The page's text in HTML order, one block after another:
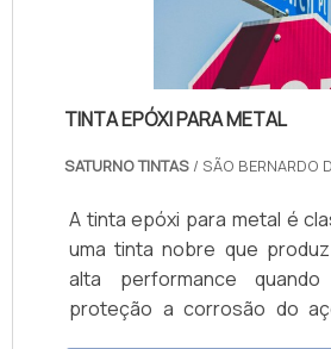
TINTA EPÓXI PARA METAL
SATURNO TINTAS / SÃO BERNARDO
A tinta epóxi para metal é
uma tinta nobre que
alta performance
proteção a corrosão do